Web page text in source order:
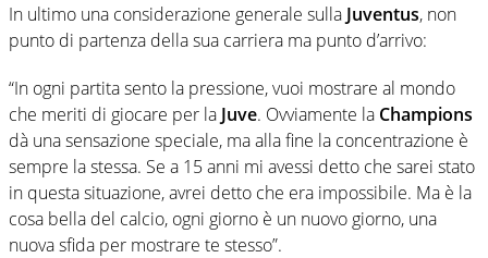
In ultimo una considerazione generale sulla Juventus, non
punto di partenza della sua carriera ma punto d’arrivo:
“In ogni partita sento la pressione, vuoi mostrare al mondo
che meriti di giocare per la Juve. Ovviamente la Champions
dà una sensazione speciale, ma alla fine la concentrazione è
sempre la stessa. Se a 15 anni mi avessi detto che sarei stato
in questa situazione, avrei detto che era impossibile. Ma è la
cosa bella del calcio, ogni giorno è un nuovo giorno, una
nuova sfida per mostrare te stesso”.